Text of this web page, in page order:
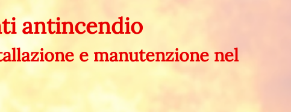
antincendio
e manutenzione nel